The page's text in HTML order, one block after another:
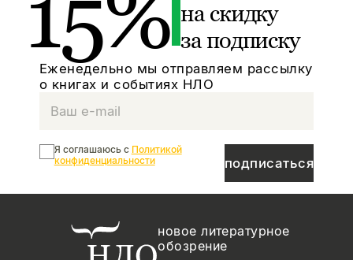
на скидку
за подписку
Еженедельно мы отправляем рассылку
о книгах и событиях НЛО
подписаться
Я соглашаюсь с Политикой
конфиденциальности
новое литературное
обозрение